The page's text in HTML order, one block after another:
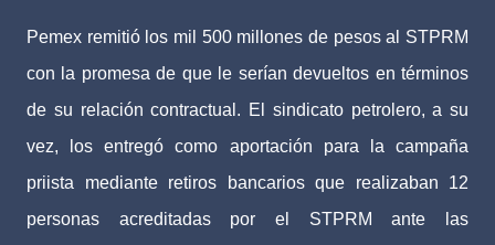
Pemex remitió los mil 500 millones de pesos al STPRM
con la promesa de que le serían devueltos en términos
de su relación contractual. El sindicato petrolero, a su
vez, los entregó como aportación para la campaña
priista mediante retiros bancarios que realizaban 12
personas acreditadas por el STPRM ante las